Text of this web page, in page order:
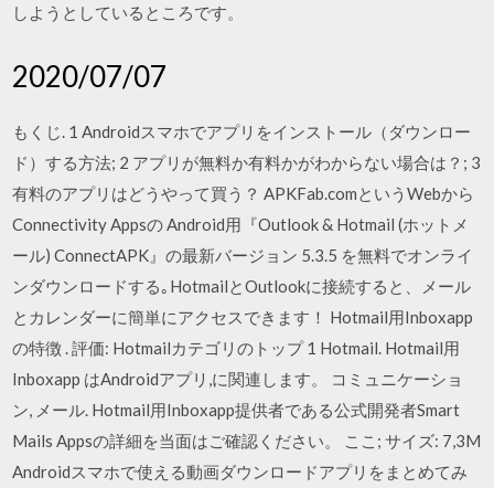
しようとしているところです。
2020/07/07
もくじ. 1 Androidスマホでアプリをインストール（ダウンロー
ド）する方法; 2 アプリが無料か有料かがわからない場合は？; 3
有料のアプリはどうやって買う？ APKFab.comというWebから
Connectivity Appsの Android用『Outlook & Hotmail (ホットメ
ール) ConnectAPK』の最新バージョン 5.3.5 を無料でオンライ
ンダウンロードする｡HotmailとOutlookに接続すると、メール
とカレンダーに簡単にアクセスできます！ Hotmail用Inboxapp
の特徴 . 評価: Hotmailカテゴリのトップ 1 Hotmail. Hotmail用
Inboxapp はAndroidアプリ,に関連します。 コミュニケーショ
ン, メール. Hotmail用Inboxapp提供者である公式開発者Smart
Mails Appsの詳細を当面はご確認ください。 ここ; サイズ: 7,3M
Androidスマホで使える動画ダウンロードアプリをまとめてみ